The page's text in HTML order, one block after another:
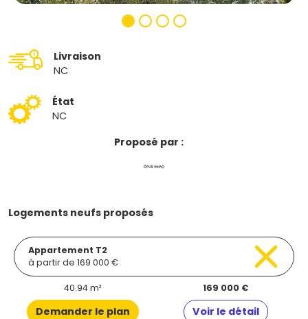
Livraison
NC
État
NC
Proposé par :
Logements neufs proposés
Appartement T2
à partir de 169 000 €
40.94 m² 169 000 €
Demander le plan Voir le détail